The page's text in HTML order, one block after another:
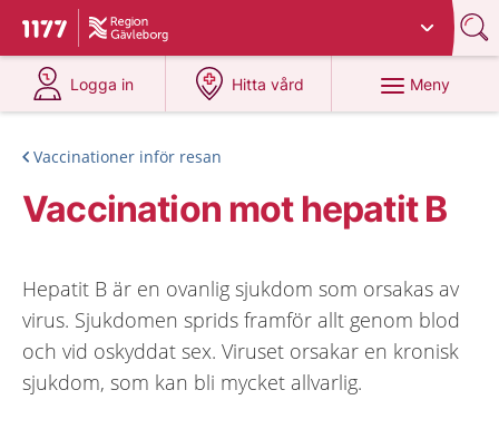
Till startsidan för 1177
Du har valt region
Logga in
på 1177.se
Hitta vård
på 1177.se
Meny
Vaccinationer inför resan
Vaccination mot hepatit B
Hepatit B är en ovanlig sjukdom som orsakas av
virus. Sjukdomen sprids framför allt genom blod
och vid oskyddat sex. Viruset orsakar en kronisk
sjukdom, som kan bli mycket allvarlig.